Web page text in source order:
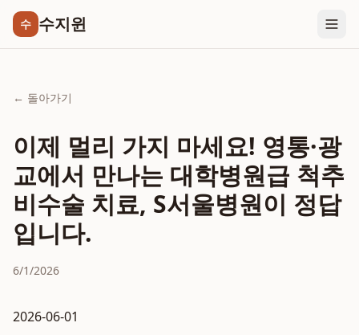
수 수지윈
← 돌아가기
이제 멀리 가지 마세요! 영통·광
교에서 만나는 대학병원급 척추
비수술 치료, S서울병원이 정답
입니다.
6/1/2026
2026-06-01